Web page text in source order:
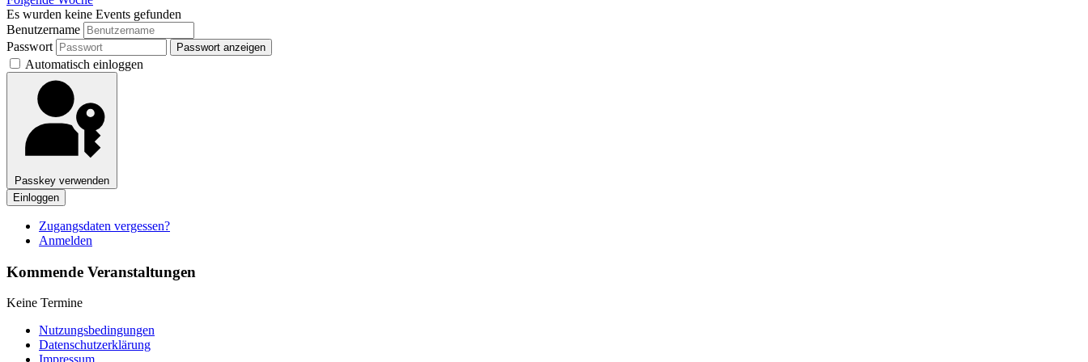
Es wurden keine Events gefunden
Benutzername
Passwort
Passwort anzeigen
Automatisch einloggen
Passkey verwenden
Einloggen
Zugangsdaten vergessen?
Anmelden
Kommende Veranstaltungen
Keine Termine
Nutzungsbedingungen
Datenschutzerklärung